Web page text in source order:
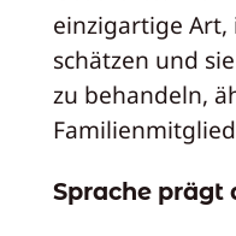
einzigartige Art,
schätzen und
zu behandeln,
Sprache prägt